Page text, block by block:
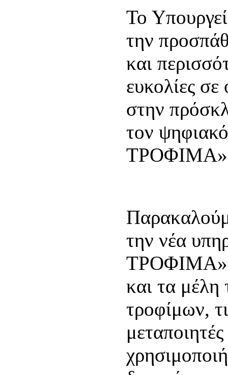
Το
την
και
ευκολίες
στην
τον
την νέα
ΤΡΟΦΙΜΑ»
και τα μέλη
τροφίμων,